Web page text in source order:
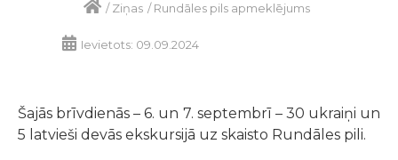
/Ziņas /Rundāles pils apmeklējums
Ievietots: 09.09.2024
Šajās brīvdienās – 6. un 7. septembrī – 30 ukraiņi un
5 latvieši devās ekskursijā uz skaisto Rundāles pili.